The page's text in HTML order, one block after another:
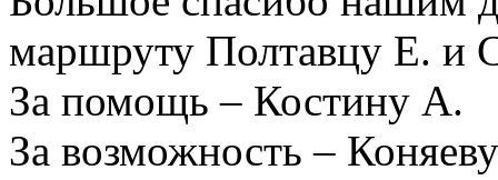
маршруту Полтавцу Е. и
За помощь – Костину А.
За возможность –